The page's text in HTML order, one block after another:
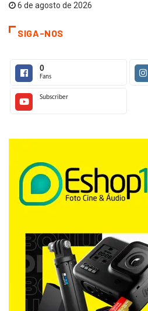
6 de agosto de 2026
SIGA-NOS
0
Fans
Subscriber